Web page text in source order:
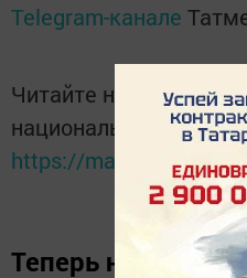
Telegram-канале
Читайте новости
национальном
https://max.ru/
Теперь новости